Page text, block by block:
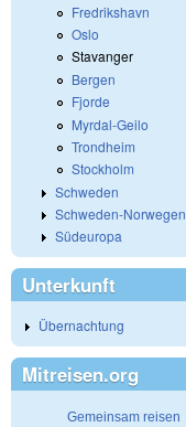
Fredrikshavn
Oslo
Stavanger
Bergen
Fjorde
Myrdal-Geilo
Trondheim
Stockholm
Schweden
Schweden-Norwegen
Südeuropa
Unterkunft
Übernachtung
Mitreisen.org
Gemeinsam reisen